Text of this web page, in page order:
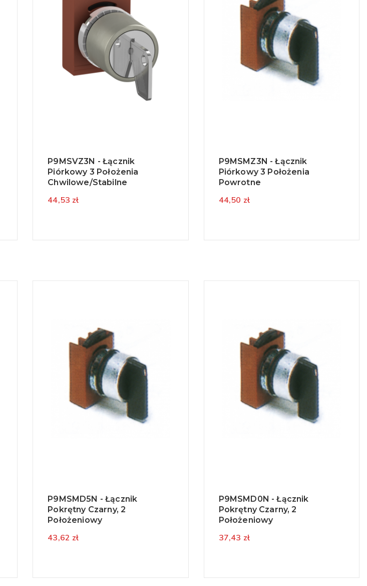
P9MSVZ3N - Łącznik
Piórkowy 3 Położenia
Chwilowe/stabilne
44,53 zł
P9MSMZ3N - Łącznik
Piórkowy 3 Położenia
Powrotne
44,50 zł
P9MSMD5N - Łącznik
Pokrętny Czarny, 2
Położeniowy
43,62 zł
P9MSMD0N - Łącznik
Pokrętny Czarny, 2
Położeniowy
37,43 zł